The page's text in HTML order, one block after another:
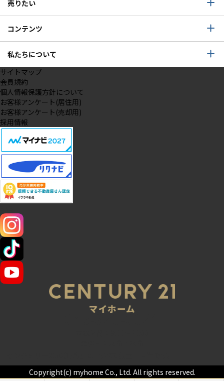
売りたい
コンテンツ
私たちについて
サイトマップ
会員規約
個人情報保護方針について
お客様アンケート(居住用)
お客様アンケート(売却用)
採用情報
Copyright(c) myhome Co., Ltd. All rights reserved.